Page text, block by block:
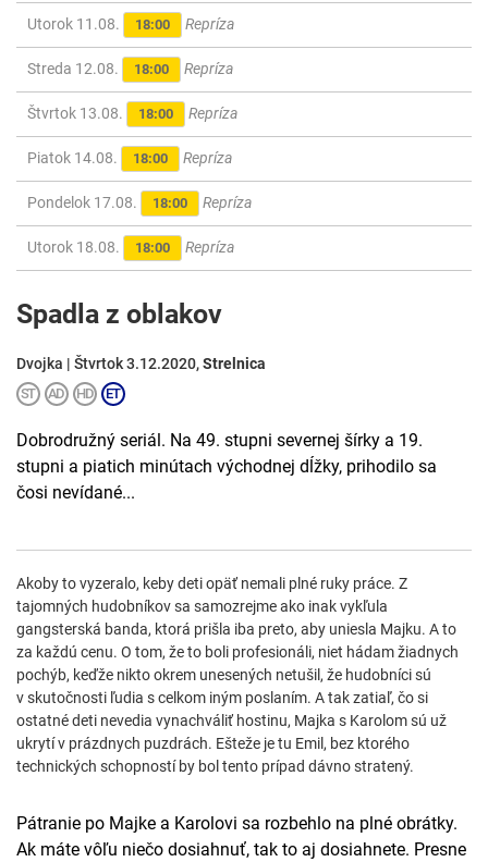
Utorok 11.08. 18:00 Repríza
Streda 12.08. 18:00 Repríza
Štvrtok 13.08. 18:00 Repríza
Piatok 14.08. 18:00 Repríza
Pondelok 17.08. 18:00 Repríza
Utorok 18.08. 18:00 Repríza
Spadla z oblakov
Dvojka | Štvrtok 3.12.2020,Strelnica
Dobrodružný seriál. Na 49. stupni severnej šírky a 19.
stupni a piatich minútach východnej dĺžky, prihodilo sa
čosi nevídané...
Akoby to vyzeralo, keby deti opäť nemali plné ruky práce. Z
tajomných hudobníkov sa samozrejme ako inak vykľula
gangsterská banda, ktorá prišla iba preto, aby uniesla Majku. A to
za každú cenu. O tom, že to boli profesionáli, niet hádam žiadnych
pochýb, keďže nikto okrem unesených netušil, že hudobníci sú
v skutočnosti ľudia s celkom iným poslaním. A tak zatiaľ, čo si
ostatné deti nevedia vynachváliť hostinu, Majka s Karolom sú už
ukrytí v prázdnych puzdrách. Ešteže je tu Emil, bez ktorého
technických schopností by bol tento prípad dávno stratený.
Pátranie po Majke a Karolovi sa rozbehlo na plné obrátky.
Ak máte vôľu niečo dosiahnuť, tak to aj dosiahnete. Presne